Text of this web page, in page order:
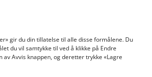
gir du din tillatelse til alle disse formålene. Du
du vil samtykke til ved å klikke på Endre
av Avvis knappen, og deretter trykke «Lagre